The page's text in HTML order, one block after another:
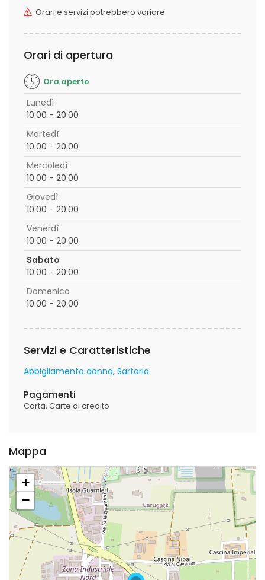
Orari e servizi potrebbero variare
Orari di apertura
Ora aperto
Lunedì
10:00 - 20:00
Martedì
10:00 - 20:00
Mercoledì
10:00 - 20:00
Giovedì
10:00 - 20:00
Venerdì
10:00 - 20:00
Sabato
10:00 - 20:00
Domenica
10:00 - 20:00
Servizi e Caratteristiche
Abbigliamento donna Sartoria
Pagamenti
Carta Carte di credito
Mappa
+
−